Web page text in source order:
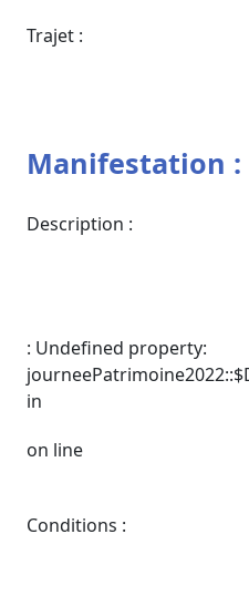
Trajet :
Manifestation :
Description :
: Undefined property:
in
on line
Conditions :